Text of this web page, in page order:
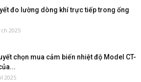
đo lường dòng khí trực tiếp trong ống
2025
chọn mua cảm biến nhiệt độ Model CT-
2025